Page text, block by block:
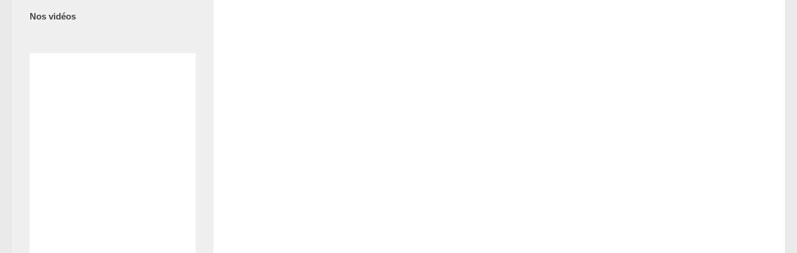
Nos vidéos